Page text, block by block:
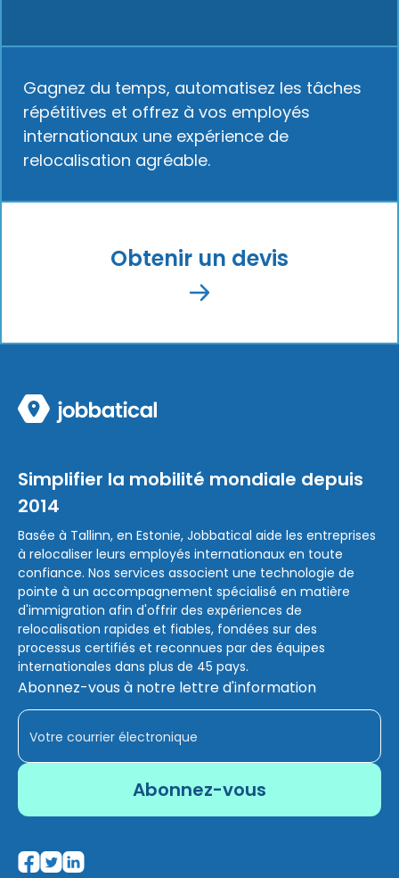
Gagnez du temps, automatisez les tâches
répétitives et offrez à vos employés
internationaux une expérience de
relocalisation agréable.
Obtenir un devis
Simplifier la mobilité mondiale depuis
2014
Basée à Tallinn, en Estonie, Jobbatical aide les entreprises
à relocaliser leurs employés internationaux en toute
confiance. Nos services associent une technologie de
pointe à un accompagnement spécialisé en matière
d'immigration afin d'offrir des expériences de
relocalisation rapides et fiables, fondées sur des
processus certifiés et reconnues par des équipes
internationales dans plus de 45 pays.
Abonnez-vous à notre lettre d'information